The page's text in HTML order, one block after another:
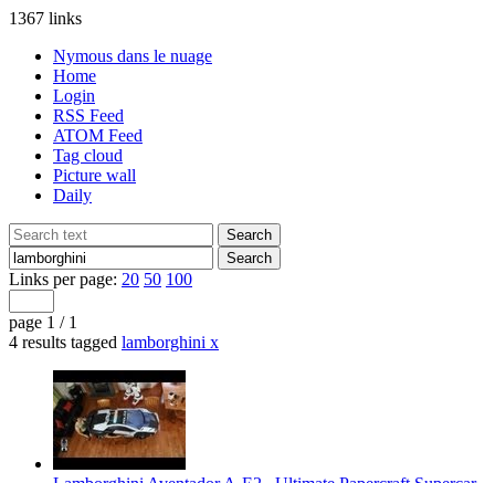
1367 links
Nymous dans le nuage
Home
Login
RSS Feed
ATOM Feed
Tag cloud
Picture wall
Daily
Links per page: 20 50 100
page 1 / 1
4 results tagged lamborghini x